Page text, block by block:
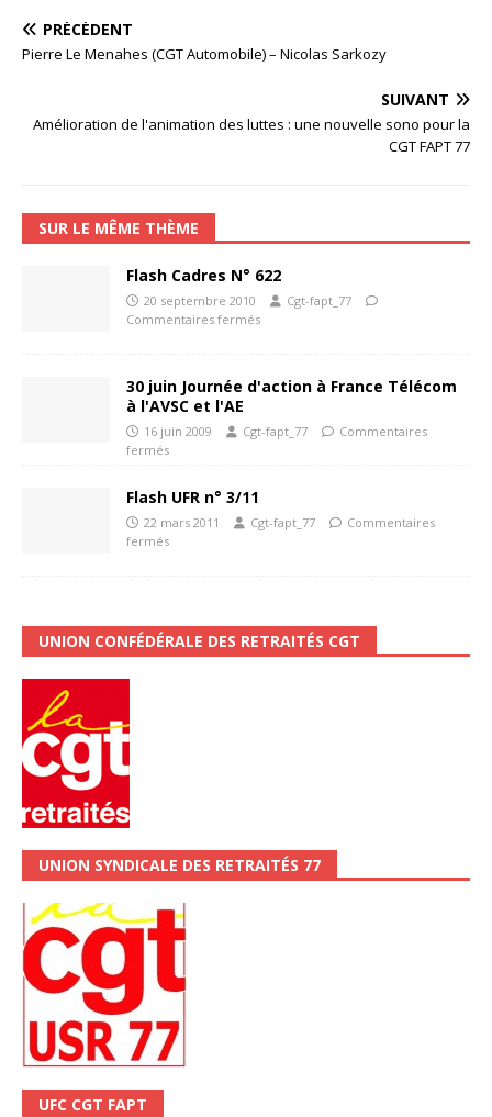
PRÉCÉDENT
Pierre Le Menahes (CGT Automobile) – Nicolas Sarkozy
SUIVANT
Amélioration de l'animation des luttes : une nouvelle sono pour la
CGT FAPT 77
SUR LE MÊME THÈME
Flash Cadres N° 622
20 septembre 2010
Cgt-fapt_77
Commentaires fermés
30 juin Journée d'action à France Télécom
à l'AVSC et l'AE
16 juin 2009 Cgt-fapt_77
Commentaires
fermés
Flash UFR n° 3/11
22 mars 2011 Cgt-fapt_77
Commentaires
fermés
UNION CONFÉDÉRALE DES RETRAITÉS CGT
UNION SYNDICALE DES RETRAITÉS 77
UFC CGT FAPT